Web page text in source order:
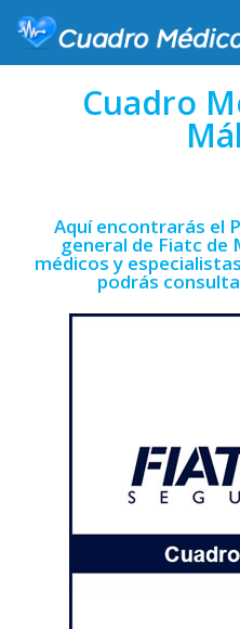
Cuadro
Aquí encontrarás el
general de Fiatc de
médicos y
podrás